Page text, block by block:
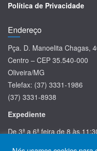
Política de Privacidade
Endereço
Pça. D. Manoelita Chagas,
Centro – CEP 35.540-000
Oliveira/MG
Telefax: (37) 3331-1986
(37) 3331-8938
Expediente
De 3ª a 6ª feira de 8 às